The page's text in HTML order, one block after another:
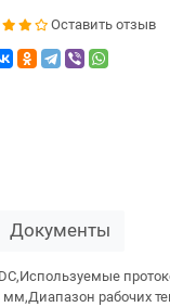
Оставить отзыв
Документы
рабочих